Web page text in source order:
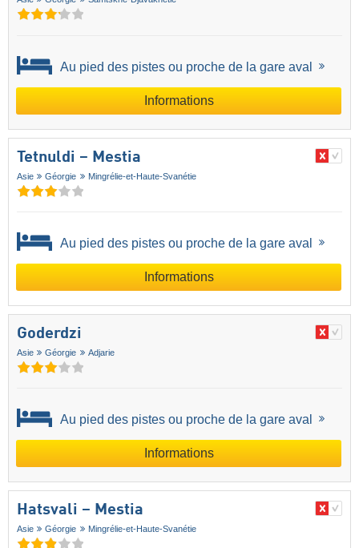
Au pied des pistes ou proche de la gare aval
Informations
Tetnuldi – Mestia
Asie Géorgie Mingrélie-et-Haute-Svanétie
Au pied des pistes ou proche de la gare aval
Informations
Goderdzi
Asie Géorgie Adjarie
Au pied des pistes ou proche de la gare aval
Informations
Hatsvali – Mestia
Asie Géorgie Mingrélie-et-Haute-Svanétie